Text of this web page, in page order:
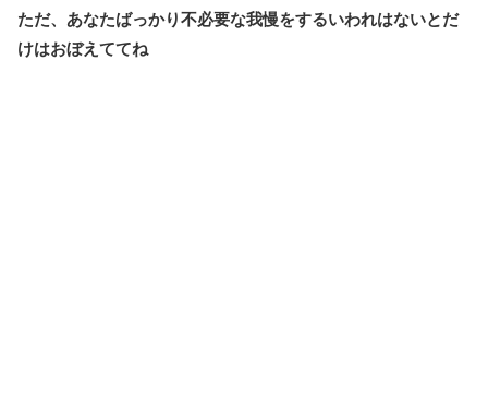
ただ、あなたばっかり不必要な我慢をするいわれはないとだ
けはおぼえててね